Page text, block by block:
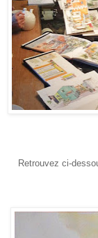
Retrouvez ci-